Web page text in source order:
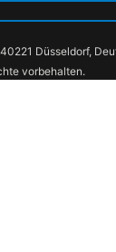
Düsseldorf,
vorbehalten.